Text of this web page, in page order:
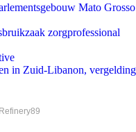
Mato Grosso
zorgprofessional
in Zuid-Libanon, vergelding